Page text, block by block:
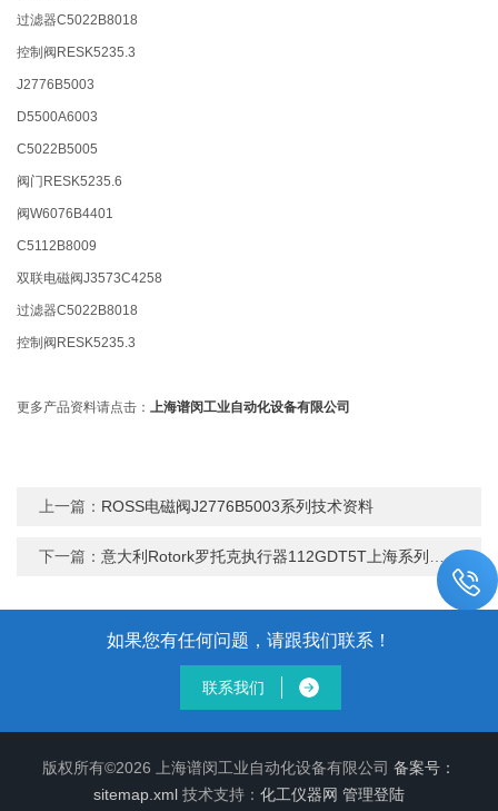
过滤器C5022B8018
控制阀RESK5235.3
J2776B5003
D5500A6003
C5022B5005
阀门RESK5235.6
阀W6076B4401
C5112B8009
双联电磁阀J3573C4258
过滤器C5022B8018
控制阀RESK5235.3
更多产品资料请点击：上海谱闵工业自动化设备有限公司
上一篇： ROSS电磁阀J2776B5003系列技术资料
下一篇：意大利Rotork罗托克执行器112GDT5T上海系列到货
如果您有任何问题，请跟我们联系！
联系我们
版权所有©2026 上海谱闵工业自动化设备有限公司 备案号：
sitemap.xml 技术支持： 化工仪器网 管理登陆